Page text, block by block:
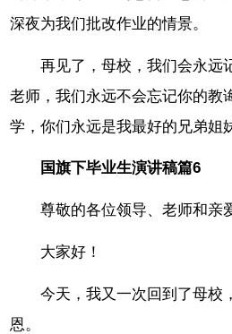
深夜为我们批改作业的情景。
再见了，母校，我们会永远
老师，我们永远不会忘记你的教
学，你们永远是我最好的兄弟姐
国旗下毕业生演讲稿篇6
尊敬的各位领导、老师和亲
大家好！
今天，我又一次回到了母校
恩。